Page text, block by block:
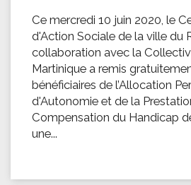
Ce mercredi 10 juin 2020, le
d'Action Sociale de la ville du
collaboration avec la
Martinique a remis
bénéficiaires de l’Allocation
d'Autonomie et de la
Compensation du Handicap
une...